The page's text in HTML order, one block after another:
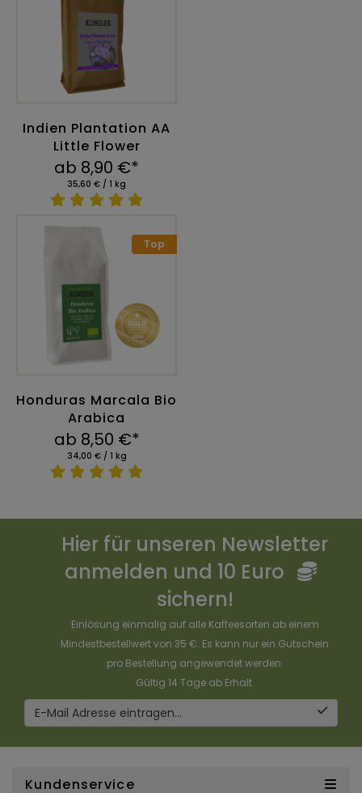
Indien Plantation AA
Little Flower
ab 8,90 €*
35,60 € / 1 kg
Top
Honduras Marcala Bio
Arabica
ab 8,50 €*
34,00 € / 1 kg
Hier für unseren Newsletter
anmelden und 10 Euro
sichern!
Einlösung einmalig auf alle Kaffeesorten ab einem
Mindestbestellwert von 35 €. Es kann nur ein Gutschein
pro Bestellung angewendet werden.
Gültig 14 Tage ab Erhalt.
E-Mail Adresse eintragen...
Kundenservice